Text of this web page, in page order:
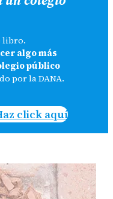
libro.
algo más
público
por la DANA.
click aquí